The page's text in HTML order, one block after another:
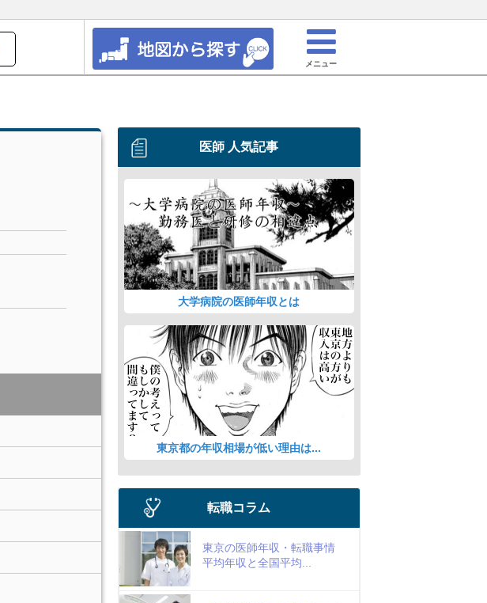
メニュー
医師 人気記事
大学病院の医師年収とは
東京都の年収相場が低い理由は...
転職コラム
東京の医師年収・転職事情
平均年収と全国平均...